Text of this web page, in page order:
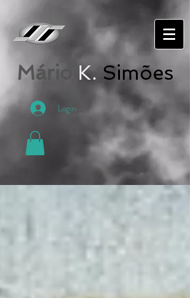
Mário K. Simões
Login